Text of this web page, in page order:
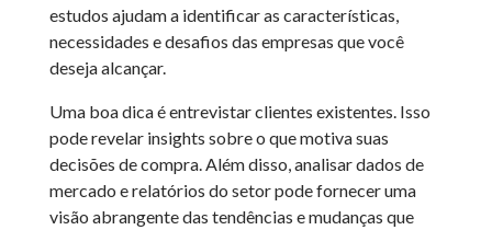
estudos ajudam a identificar as características,
necessidades e desafios das empresas que você
deseja alcançar.
Uma boa dica é entrevistar clientes existentes. Isso
pode revelar insights sobre o que motiva suas
decisões de compra. Além disso, analisar dados de
mercado e relatórios do setor pode fornecer uma
visão abrangente das tendências e mudanças que